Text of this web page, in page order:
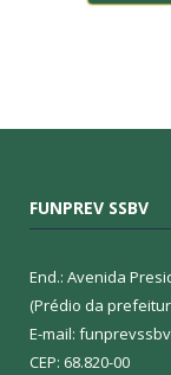
FUNPREV SSBV
End.: Avenida
(Prédio da
E-mail:
CEP: 68.820-00